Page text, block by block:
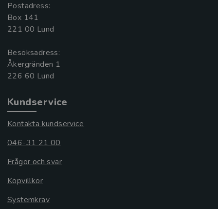
Postadress:
Box 141
221 00 Lund
Besöksadress:
Åkergränden 1
Kundservice
Kontakta kundservice
046-31 21 00
Frågor och svar
Köpvillkor
Systemkrav